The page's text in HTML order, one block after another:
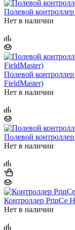
Полевой
Нет в наличии
Полевой
FieldMaster)
Нет в наличии
Полевой
Нет в наличии
Контроллер PrinCe
Нет в наличии